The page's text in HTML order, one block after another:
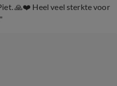
🙏❤️ Heel veel sterkte voor